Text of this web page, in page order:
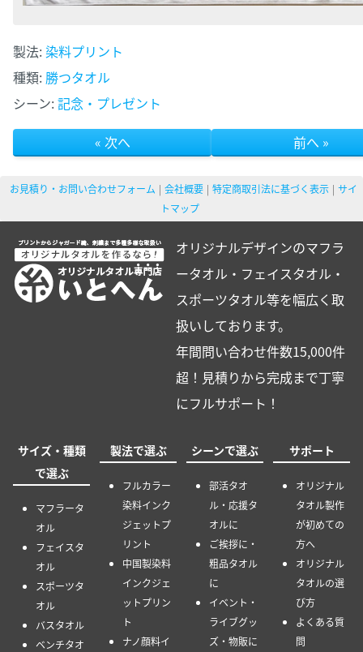
製法: 染料プリント
種類: 勝つタオル
シーン:記念・プレゼント
« 次へ
前へ »
お見積り・お問い合わせフォーム 会社概要 特定商取引法に基づく表示
サイ
トマップ
オリジナルデザインのマフラ
ータオル・フェイスタオル・
スポーツタオル等を幅広く取
扱いしております。
年間問い合わせ件数15,000件
超！見積りから完成まで丁寧
にフルサポート！
サイズ・種類
で選ぶ
マフラータ
オル
フェイスタ
オル
スポーツタ
オル
バスタオル
ベンチタオ
製法で選ぶ
フルカラー
染料インク
ジェットプ
リント
中国製染料
インクジェ
ットプリン
ト
ナノ顔料イ
シーンで選ぶ
部活タオ
ル・応援タ
オルに
ご挨拶に・
粗品タオル
に
イベント・
ライブグッ
ズ・物販に
サポート
オリジナル
タオル製作
が初めての
方へ
オリジナル
タオルの選
び方
よくある質
問